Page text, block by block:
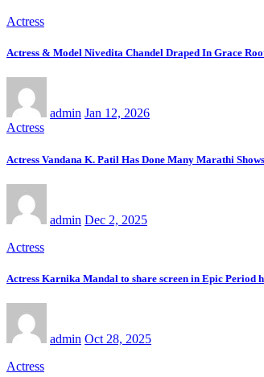
Actress
Actress & Model Nivedita Chandel Draped In Grace
admin Jan 12, 2026
Actress
Actress Vandana K. Patil Has Done Many Marathi
admin Dec 2, 2025
Actress
Actress Karnika Mandal to share screen in Epic
admin Oct 28, 2025
Actress